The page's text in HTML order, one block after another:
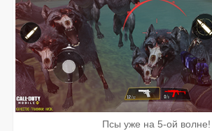
Псы уже на 5-ой волне!